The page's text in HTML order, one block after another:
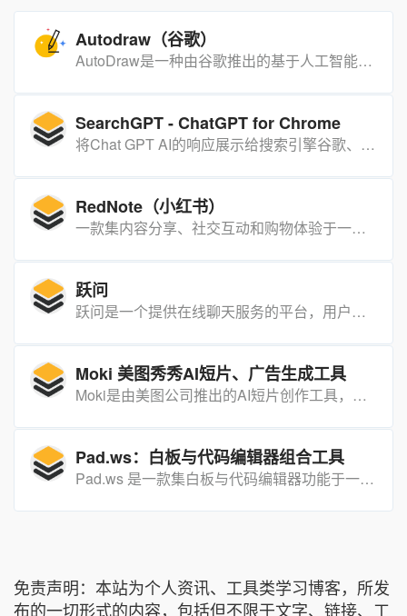
Autodraw（谷歌）
AutoDraw是一种由谷歌推出的基于人工智能技术的在线图形绘制工具。它可以自动识别您所绘制的图形，并在右侧显示匹配的图片，从而帮助用户快速地创建专业质量的图像。AutoDraw可以让用户在没有必要掌握Photoshop等专业图像设计软件的情况下，轻松创建漂亮的图形。​
SearchGPT - ChatGPT for Chrome
将Chat GPT AI的响应展示给搜索引擎谷歌、必应等。用AI增强您的浏览体验。
RedNote（小红书）
一款集内容分享、社交互动和购物体验于一体的中国社交平台，近年来在全球范围内迅速走红。它不仅提供短视频、图片和文字等多种内容形式，还通过强大的电商功能，让用户能够直接在应用内购买产品。
跃问
跃问是一个提供在线聊天服务的平台，用户可以通过该平台获取信息、解答疑问或进行社交互动。
Moki 美图秀秀AI短片、广告生成工具
Moki是由美图公司推出的AI短片创作工具，专注于辅助视频创作者打造动画短片、网文短剧、故事绘本和音乐视频（MV）。它基于美图自研的奇想智能大模型（MiracleVision），提供智能剪辑、自动配乐、音效添加和字幕生成等功能。
Pad.ws：白板与代码编辑器组合工具
Pad.ws 是一款集白板与代码编辑器功能于一体的在线协作工具，旨在为开发者和团队提供便捷的实时协作体验。
免责声明：本站为个人资讯、工具类学习博客，所发
布的一切形式的内容，包括但不限于文字、链接、工